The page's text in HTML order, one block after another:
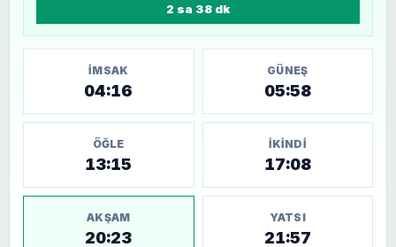
2 sa 38 dk
İMSAK
04:16
GÜNEŞ
05:58
ÖĞLE
13:15
İKINDI
17:08
AKŞAM
20:23
YATSI
21:57